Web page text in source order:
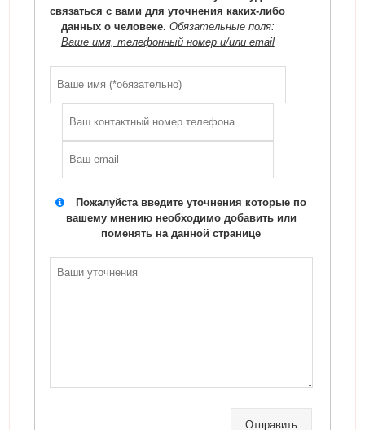
связаться с вами для уточнения каких-либо
данных о человеке. Обязательные поля:
Ваше имя, телефонный номер и/или email
Пожалуйста введите уточнения которые по
вашему мнению необходимо добавить или
поменять на данной странице
Отправить